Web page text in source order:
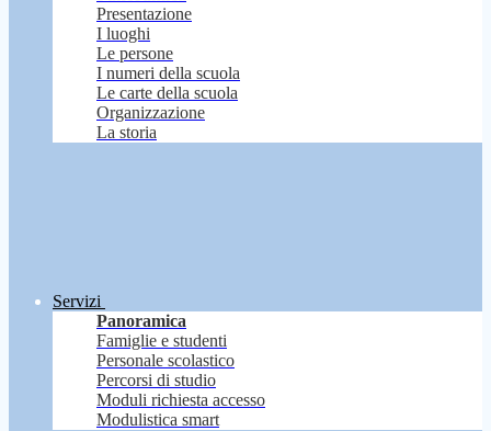
Presentazione
I luoghi
Le persone
I numeri della scuola
Le carte della scuola
Organizzazione
La storia
Servizi
Panoramica
Famiglie e studenti
Personale scolastico
Percorsi di studio
Moduli richiesta accesso
Modulistica smart